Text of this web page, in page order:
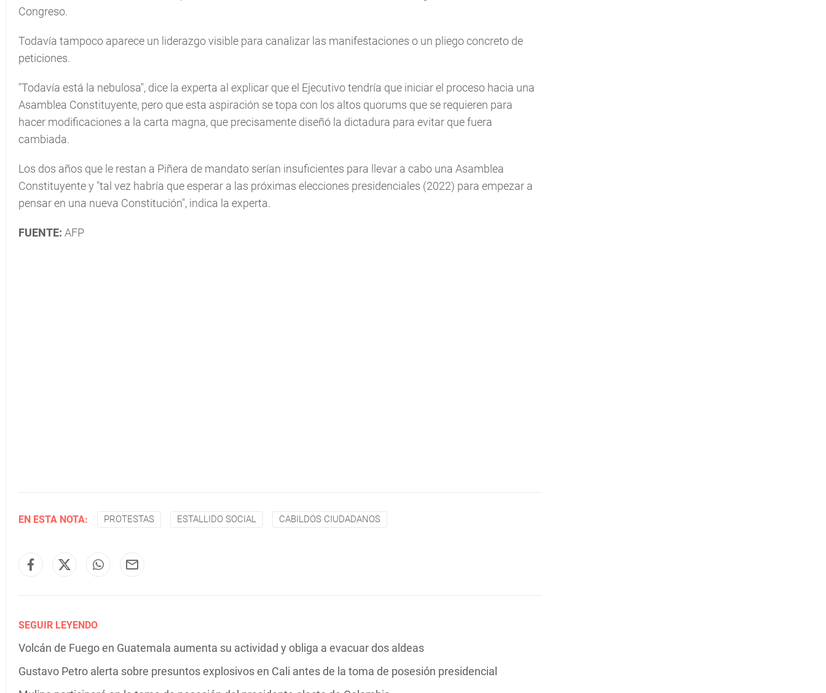
Congreso.
Todavía tampoco aparece un liderazgo visible para canalizar las manifestaciones o un pliego concreto de
peticiones.
"Todavía está la nebulosa", dice la experta al explicar que el Ejecutivo tendría que iniciar el proceso hacia una
Asamblea Constituyente, pero que esta aspiración se topa con los altos quorums que se requieren para
hacer modificaciones a la carta magna, que precisamente diseñó la dictadura para evitar que fuera
cambiada.
Los dos años que le restan a Piñera de mandato serían insuficientes para llevar a cabo una Asamblea
Constituyente y "tal vez habría que esperar a las próximas elecciones presidenciales (2022) para empezar a
pensar en una nueva Constitución", indica la experta.
FUENTE: AFP
EN ESTA NOTA: PROTESTAS ESTALLIDO SOCIAL CABILDOS CIUDADANOS
SEGUIR LEYENDO
Volcán de Fuego en Guatemala aumenta su actividad y obliga a evacuar dos aldeas
Gustavo Petro alerta sobre presuntos explosivos en Cali antes de la toma de posesión presidencial